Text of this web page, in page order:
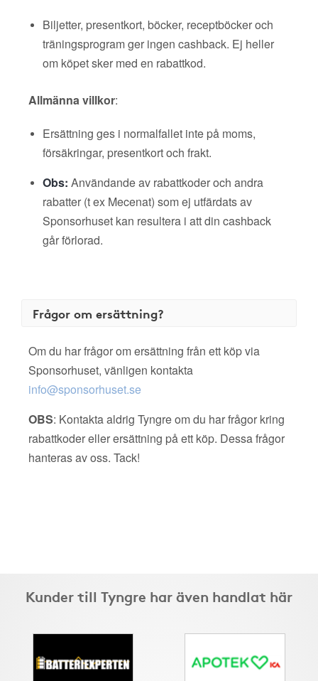
Biljetter, presentkort, böcker, receptböcker och
träningsprogram ger ingen cashback. Ej heller
om köpet sker med en rabattkod.
Allmänna villkor:
Ersättning ges i normalfallet inte på moms,
försäkringar, presentkort och frakt.
Obs: Användande av rabattkoder och andra
rabatter (t ex Mecenat) som ej utfärdats av
Sponsorhuset kan resultera i att din cashback
går förlorad.
Frågor om ersättning?
Om du har frågor om ersättning från ett köp via
Sponsorhuset, vänligen kontakta
info@sponsorhuset.se
OBS: Kontakta aldrig Tyngre om du har frågor kring
rabattkoder eller ersättning på ett köp. Dessa frågor
hanteras av oss. Tack!
Kunder till Tyngre har även handlat här